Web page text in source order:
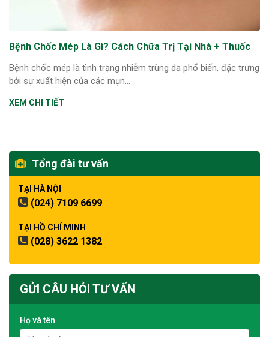
Bệnh Chốc Mép Là Gì? Cách Chữa Trị Tại Nhà + Thuốc
Bệnh chốc mép là tình trạng nhiễm trùng da phổ biến, đặc trưng
bởi sự xuất hiện của các mụn...
XEM CHI TIẾT
Tổng đài tư vấn
TẠI HÀ NỘI
(024) 7109 6699
TẠI HỒ CHÍ MINH
(028) 3622 1382
GỬI CÂU HỎI TƯ VẤN
Họ và tên